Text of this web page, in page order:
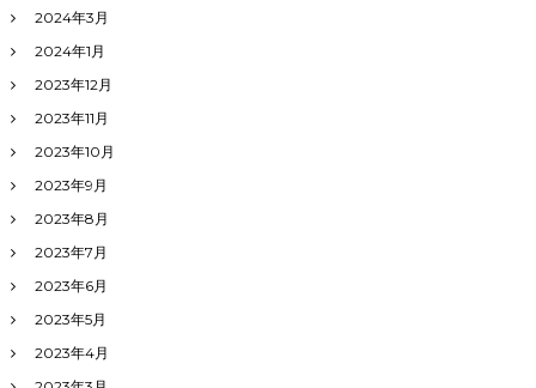
2024年3月
2024年1月
2023年12月
2023年11月
2023年10月
2023年9月
2023年8月
2023年7月
2023年6月
2023年5月
2023年4月